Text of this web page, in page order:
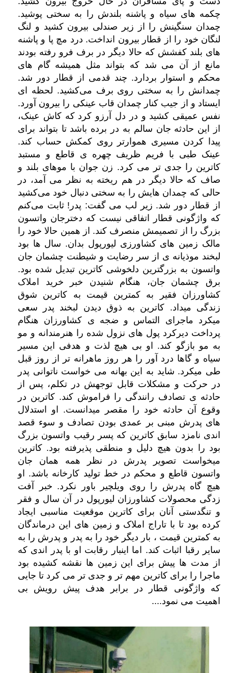
چکمه های سیاه و پاشنه بلندش را به سختی پوشید.
چمدان سنگینش را از زیر صندلی بیرون کشید و لنگ
لنگان خود را از قطار بیرون انداخت. درد مچ پا و پاشنه
های بلند کفشش که حالا دیگر در برف فرو رفته بودند
مانع از آن می شد که بتواند مثل همیشه گام های
محکم و استوار بردارد. چند قدمی از قطار دور شد.
چمدانش را به سختی روی برف می‌کشید. لحظه ای
ایستاد و از جیب کنار چمدان قاب عینکی را بیرون آورد.
نفس عمیقی کشید و در دل آرزو کرد که کاش عینک،
از این حادثه جان سالم به در برده باشد تا بتواند برای
پیدا کردن مسیری هموارتر روی کمکش حساب کند.
عینک طبی با فریم ظریف چهره ی قاطع و مستبد
کاترین را جدی تر می کرد. زن جوان با موهای بلند و
صاف که حالا دیگر در هم ریخته به نظر می آمد، در
حالی که چمدان هایش را به سختی دنبال خود می‌کشید
از قطار دور شد. زیر لب می گفت: پدر! ثابت می‌کنم
که واژگونی قطار اتفاقی نیست که دخترجان واتسون
بزرگ را از تصمیمش منصرف کند. از همین حالا خود را
مالک زمین های کشاورزی لیورپول بدان. سال ها بود
لبخند موذیانه ی از سر رضایت و شیطنت چشمان جان
واتسون به بزرگترین دلخوشی کاترین تبدیل شده بود.
برق چشمان جان، هنگام شنیدن خبر خرید املاک
کشاورزان فقیر به کمترین قیمت به کاترین شوق
زندگی میداد. کاترین به ذوق دیدن لبخند پدر سعی
میکرد ماجرای التماس و ضجه ی کشاورزان هنگام
پرداخت دیرکرد پول های نزول شده را هنرمندانه و مو
به مو بازگو کند. او بی هیچ لذت و هدفی این مسیر
سیاه و گاها درد آور را هر روز ماهرانه تر از روز قبل
طی میکرد. شاید به این بهانه می خواست ناتوانی پدر
در حرکت و مشکلات قابل توجهش در تکلم، پس از
حادثه ی تصادف رانندگی را فراموش کند. کاترین در
وقوع آن حادثه خود را مقصر میدانست. او استدلال
های پدرش مبنی بر عمدی بودن تصادف و سوء قصد
اندی نامزد سابق کاترین که پسر رقیب واتسون بزرگ
بود را بدون هیچ دلیل و منطقی پذیرفته بود. کاترین
میخواست تصویر پدرش در نظر همه همان جان
واتسون قاطع و محکم در خط تولید کارخانه باشد. او
هیچ گاه پدرش را روی ویلچیر باور نکرد. خبر آفت
زدگی محصولات کشاورزان لیورپول در آن سال و فقر
و تنگدستی آنان برای کاترین موقعیت مناسبی ایجاد
کرده بود تا با تاراج املاک و زمین های این درماندگان
به کمترین قیمت ، بار دیگر خود را به پدر و پدرش را به
سایر رقبا اثبات کند. اما اینبار رقابت او با پدر اندی که
از مدت ها پیش برای این زمین ها نقشه کشیده بود
ماجرا را برای کاترین مهم تر و جدی تر می کرد تا جایی
که واژگونی قطار در برابر هدف پیش رویش بی
اهمیت می نمود....